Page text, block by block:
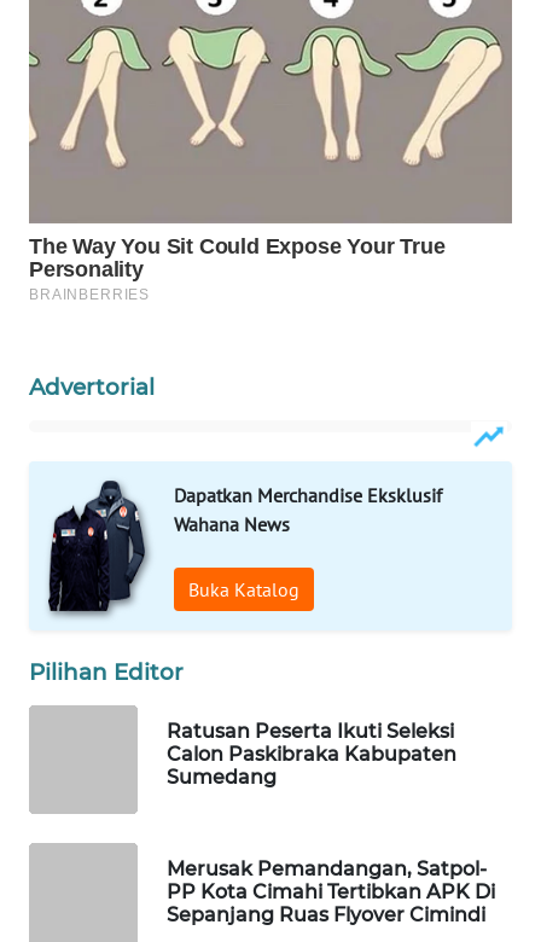
Advertorial
Dapatkan Merchandise Eksklusif
Wahana News
Buka Katalog
Pilihan Editor
Ratusan Peserta Ikuti Seleksi
Calon Paskibraka Kabupaten
Sumedang
Merusak Pemandangan, Satpol-
PP Kota Cimahi Tertibkan APK Di
Sepanjang Ruas Flyover Cimindi
WAHANANEWS
NET
WAHANA
WAHANA
UMKM
WAHANA
OTOMOTIF
WAHANA
HEALTH
WAHANA
DESA
WAHANA